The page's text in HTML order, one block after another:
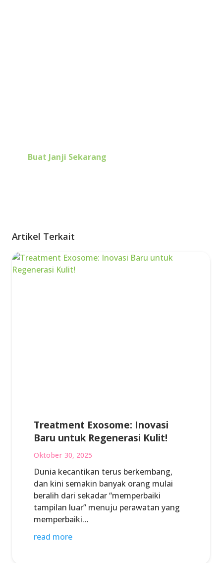
Buat Janji Sekarang
Artikel Terkait
Treatment Exosome: Inovasi
Baru untuk Regenerasi Kulit!
Oktober 30, 2025
Dunia kecantikan terus berkembang,
dan kini semakin banyak orang mulai
beralih dari sekadar “memperbaiki
tampilan luar” menuju perawatan yang
memperbaiki…
read more